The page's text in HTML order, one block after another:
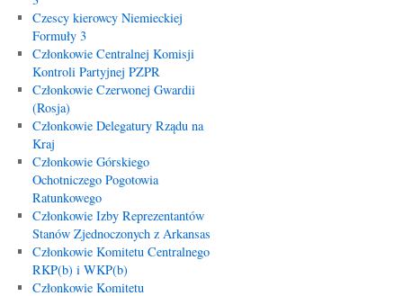
Czescy kierowcy Niemieckiej
Formuły 3
Członkowie Centralnej Komisji
Kontroli Partyjnej PZPR
Członkowie Czerwonej Gwardii
(Rosja)
Członkowie Delegatury Rządu na
Kraj
Członkowie Górskiego
Ochotniczego Pogotowia
Ratunkowego
Członkowie Izby Reprezentantów
Stanów Zjednoczonych z Arkansas
Członkowie Komitetu Centralnego
RKP(b) i WKP(b)
Członkowie Komitetu